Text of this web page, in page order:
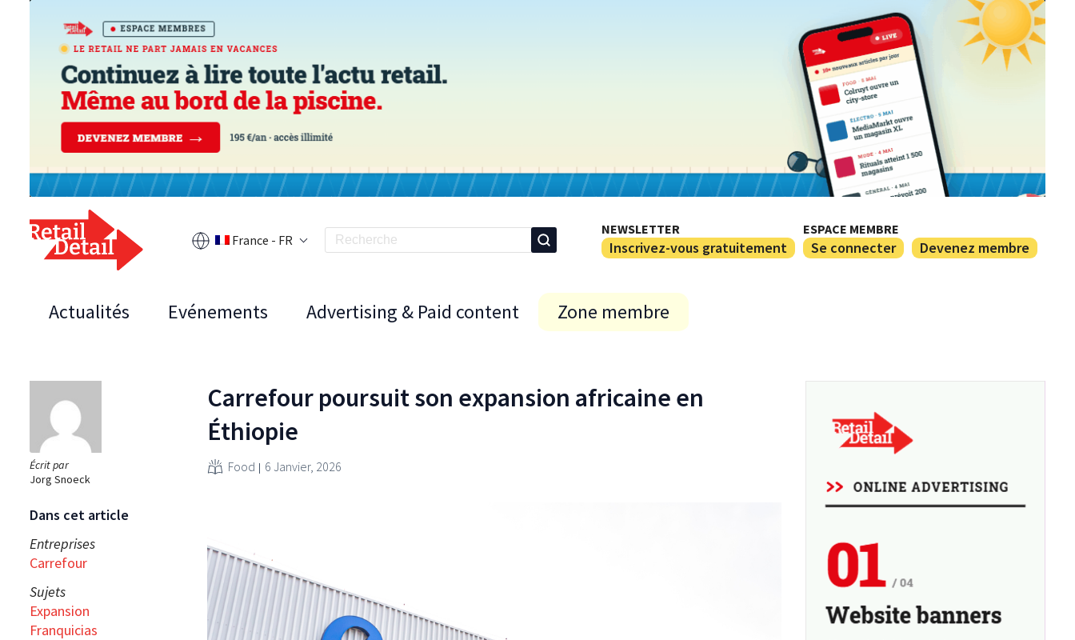
France - FR
NEWSLETTER
Inscrivez-vous gratuitement
ESPACE MEMBRE
Se connecter Devenez membre
Actualités Evénements Advertising & Paid content Zone membre
Écrit par
Jorg Snoeck
Dans cet article
Entreprises
Carrefour
Sujets
Expansion
Franquicias
Carrefour poursuit son expansion africaine en
Éthiopie
Food 6 Janvier, 2026